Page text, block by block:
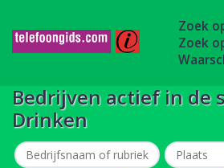
Zoek
Zoek
Bedrijven actief in de
Drinken